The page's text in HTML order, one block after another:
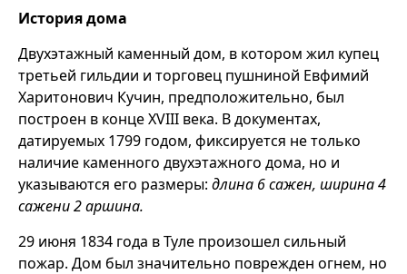
История дома
Двухэтажный каменный дом, в котором жил купец
третьей гильдии и торговец пушниной Евфимий
Харитонович Кучин, предположительно, был
построен в конце XVIII века. В документах,
датируемых 1799 годом, фиксируется не только
наличие каменного двухэтажного дома, но и
указываются его размеры: длина 6 сажен, ширина 4
сажени 2 аршина.
29 июня 1834 года в Туле произошел сильный
пожар. Дом был значительно поврежден огнем, но